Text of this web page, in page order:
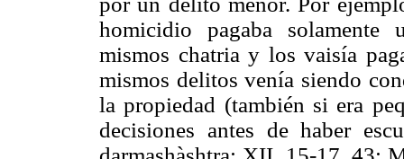
homicidio pagaba solamente
mismos chatria y los vaisía
mismos delitos venía siendo
la propiedad (también si era
decisiones antes de haber